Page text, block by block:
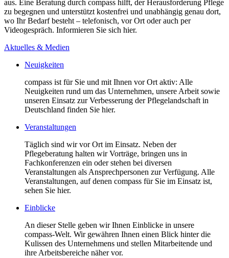
aus. Eine Beratung durch compass hilft, der Herausforderung Pflege
zu begegnen und unterstützt kostenfrei und unabhängig genau dort,
wo Ihr Bedarf besteht – telefonisch, vor Ort oder auch per
Videogespräch. Informieren Sie sich hier.
Aktuelles & Medien
Neuigkeiten
compass ist für Sie und mit Ihnen vor Ort aktiv: Alle
Neuigkeiten rund um das Unternehmen, unsere Arbeit sowie
unseren Einsatz zur Verbesserung der Pflegelandschaft in
Deutschland finden Sie hier.
Veranstaltungen
Täglich sind wir vor Ort im Einsatz. Neben der
Pflegeberatung halten wir Vorträge, bringen uns in
Fachkonferenzen ein oder stehen bei diversen
Veranstaltungen als Ansprechpersonen zur Verfügung. Alle
Veranstaltungen, auf denen compass für Sie im Einsatz ist,
sehen Sie hier.
Einblicke
An dieser Stelle geben wir Ihnen Einblicke in unsere
compass-Welt. Wir gewähren Ihnen einen Blick hinter die
Kulissen des Unternehmens und stellen Mitarbeitende und
ihre Arbeitsbereiche näher vor.